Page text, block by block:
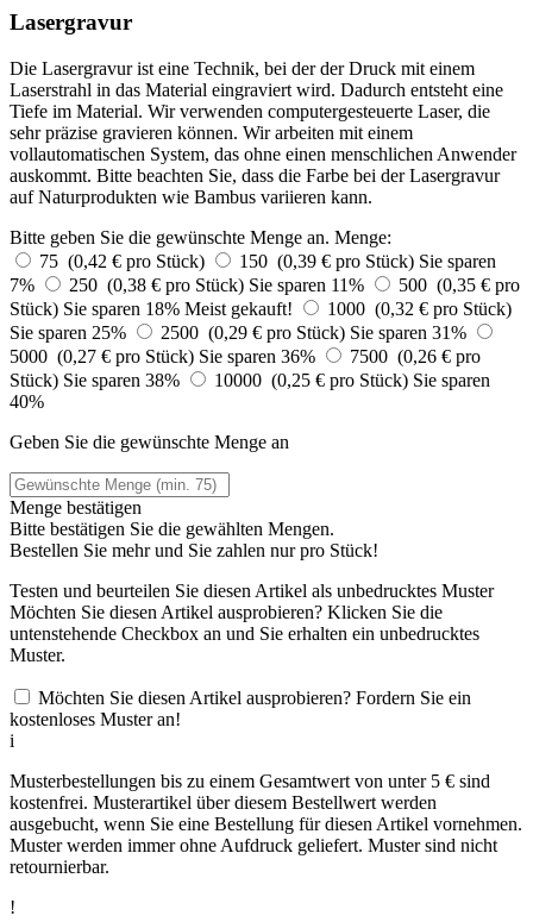
Lasergravur
Die Lasergravur ist eine Technik, bei der der Druck mit einem
Laserstrahl in das Material eingraviert wird. Dadurch entsteht eine
Tiefe im Material. Wir verwenden computergesteuerte Laser, die
sehr präzise gravieren können. Wir arbeiten mit einem
vollautomatischen System, das ohne einen menschlichen Anwender
auskommt. Bitte beachten Sie, dass die Farbe bei der Lasergravur
auf Naturprodukten wie Bambus variieren kann.
Bitte geben Sie die gewünschte Menge an. Menge:
75 (0,42 € pro Stück)
150 (0,39 € pro Stück) Sie sparen
7%
250 (0,38 € pro Stück) Sie sparen 11%
500 (0,35 € pro
Stück) Sie sparen 18% Meist gekauft!
1000 (0,32 € pro Stück)
Sie sparen 25%
2500 (0,29 € pro Stück) Sie sparen 31%
5000 (0,27 € pro Stück) Sie sparen 36%
7500 (0,26 € pro
Stück) Sie sparen 38% 10000 (0,25 € pro Stück) Sie sparen
40%
Geben Sie die gewünschte Menge an
Menge bestätigen
Bitte bestätigen Sie die gewählten Mengen.
Bestellen Sie mehr und Sie zahlen nurpro Stück!
Testen und beurteilen Sie diesen Artikel als unbedrucktes Muster
Möchten Sie diesen Artikel ausprobieren? Klicken Sie die
untenstehende Checkbox an und Sie erhalten ein unbedrucktes
Muster.
Möchten Sie diesen Artikel ausprobieren? Fordern Sie ein
kostenloses Muster an!
i
Musterbestellungen bis zu einem Gesamtwert von unter 5 € sind
kostenfrei. Musterartikel über diesem Bestellwert werden
ausgebucht, wenn Sie eine Bestellung für diesen Artikel vornehmen.
Muster werden immer ohne Aufdruck geliefert. Muster sind nicht
retournierbar.
!